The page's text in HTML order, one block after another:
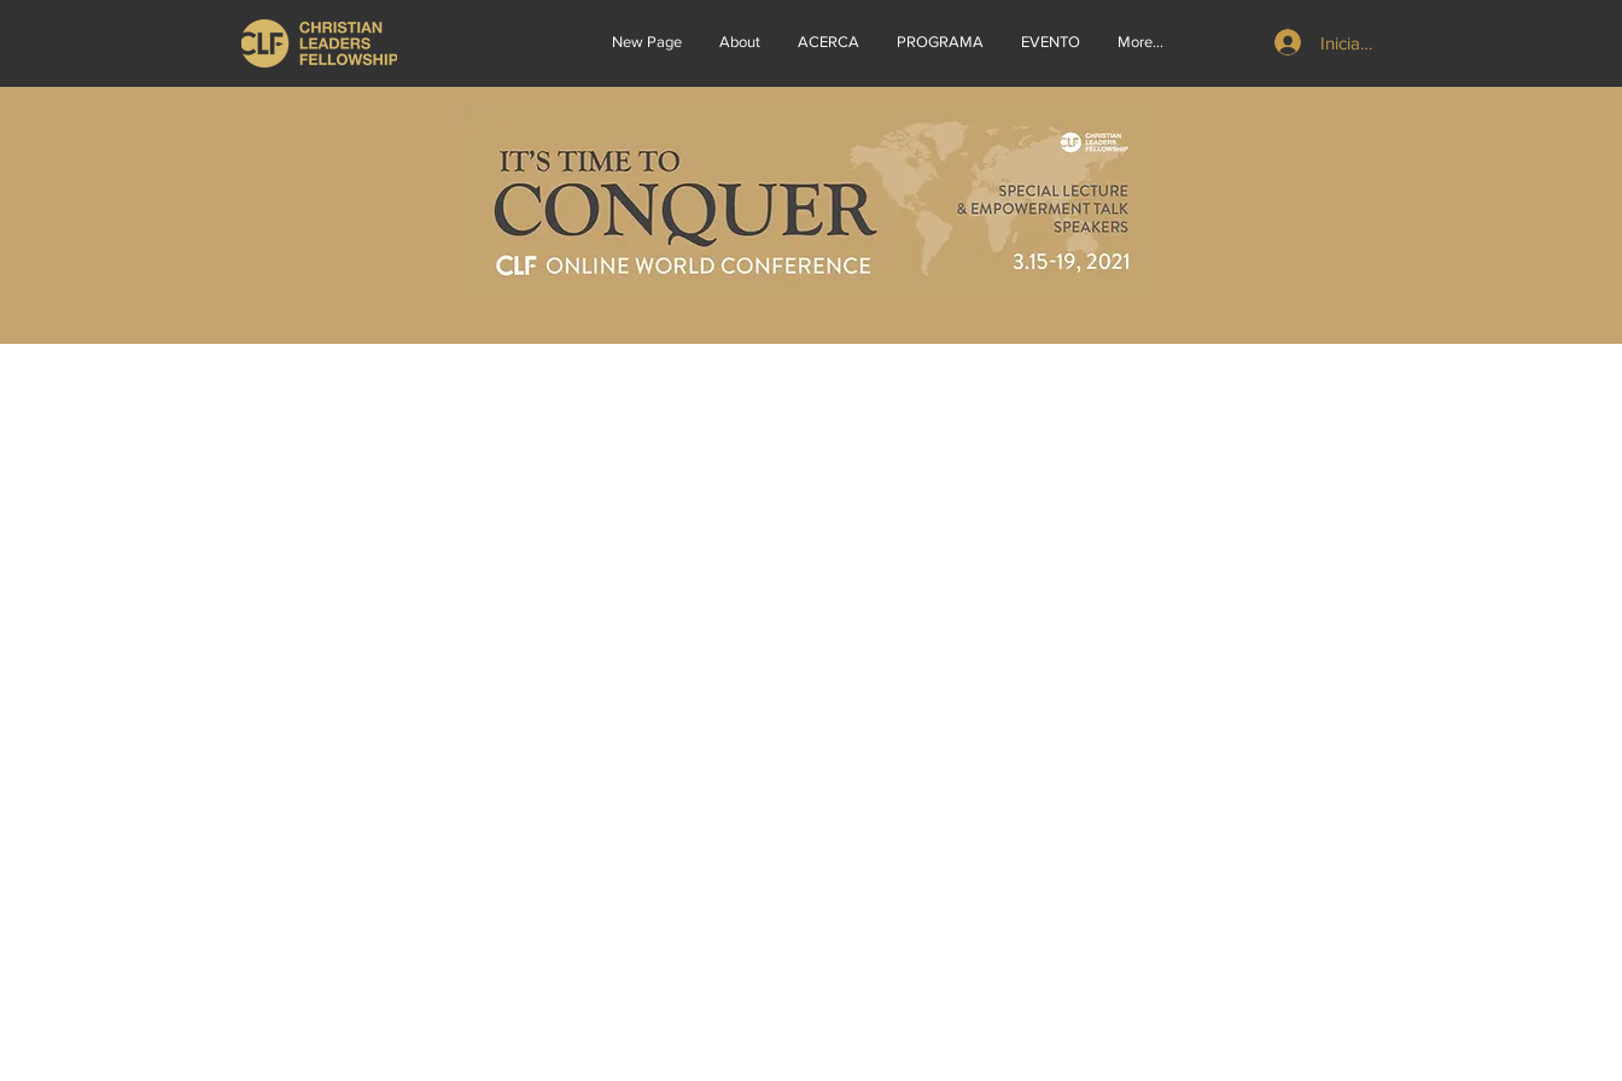
New Page About ACERCA PROGRAMA EVENTO More... Iniciar sesión